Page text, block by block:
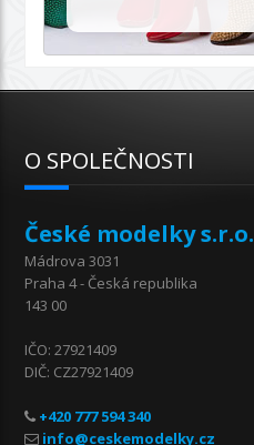
O SPOLEČNOSTI
České modelky s.r.o.
Mádrova 3031
Praha 4 - Česká republika
143 00
IČO: 27921409
DIČ: CZ27921409
+420 777 594 340